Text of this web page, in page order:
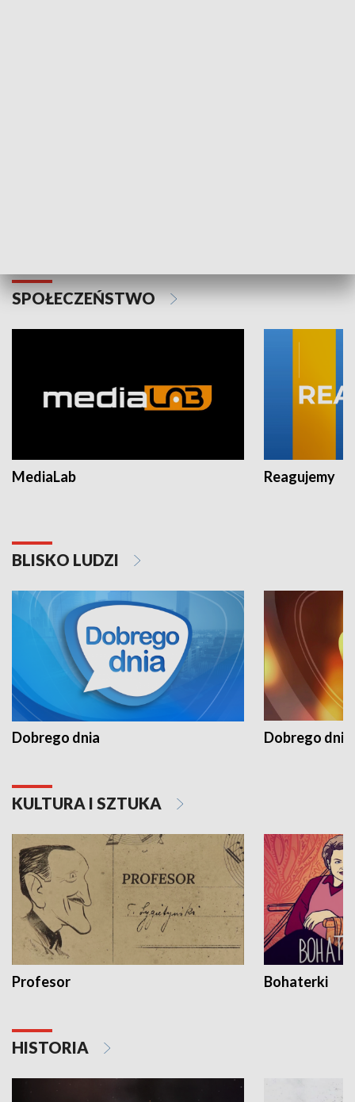
SPOŁECZEŃSTWO
MediaLab Reagujemy
BLISKO LUDZI
Dobrego dnia Dobrego dnia
KULTURA I SZTUKA
Profesor Bohaterki
HISTORIA